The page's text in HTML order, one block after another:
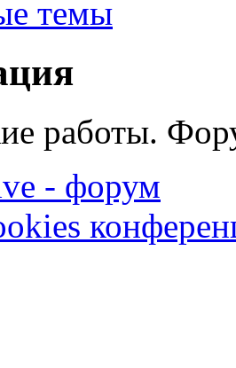
темы
работы.
- форум